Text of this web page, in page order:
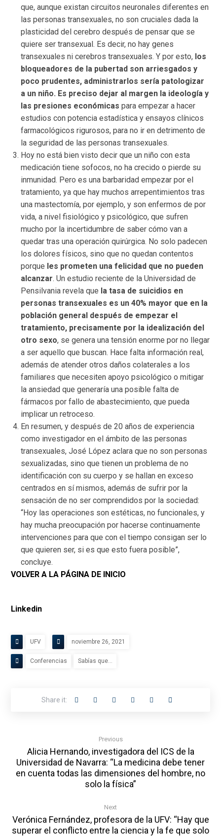
que, aunque existan circuitos neuronales diferentes en
las personas transexuales, no son cruciales dada la
plasticidad del cerebro después de pensar que se
quiere ser transexual. Es decir, no hay genes
transexuales ni cerebros transexuales. Y por esto, los
bloqueadores de la pubertad son arriesgados y
poco prudentes, administrarlos sería patologizar
a un niño. Es preciso dejar al margen la ideología y
las presiones económicaspara empezar a hacer
estudios con potencia estadística y ensayos clínicos
farmacológicos rigurosos, para no ir en detrimento de
la seguridad de las personas transexuales.
Hoy no está bien visto decir que un niño con esta
medicación tiene sofocos, no ha crecido o pierde su
inmunidad. Pero es una barbaridad empezar por el
tratamiento, ya que hay muchos arrepentimientos tras
una mastectomía, por ejemplo, y son enfermos de por
vida, a nivel fisiológico y psicológico, que sufren
mucho por la incertidumbre de saber cómo van a
quedar tras una operación quirúrgica. No solo padecen
los dolores físicos, sino que no quedan contentos
porque les prometen una felicidad que no pueden
alcanzar. Un estudio reciente de la Universidad de
Pensilvania revela que la tasa de suicidios en
personas transexuales es un 40% mayor que en la
población general después de empezar el
tratamiento, precisamente por la idealización del
otro sexo, se genera una tensión enorme por no llegar
a ser aquello que buscan. Hace falta información real,
además de atender otros daños colaterales a los
familiares que necesiten apoyo psicológico o mitigar
la ansiedad que generaría una posible falta de
fármacos por fallo de abastecimiento, que pueda
implicar un retroceso.
En resumen, y después de 20 años de experiencia
como investigador en el ámbito de las personas
transexuales, José López aclara que no son personas
sexualizadas, sino que tienen un problema de no
identificación con su cuerpo y se hallan en exceso
centrados en sí mismos, además de sufrir por la
sensación de no ser comprendidos por la sociedad:
“Hoy las operaciones son estéticas, no funcionales, y
hay mucha preocupación por hacerse continuamente
intervenciones para que con el tiempo consigan ser lo
que quieren ser, si es que esto fuera posible”,
concluye.
VOLVER A LA PÁGINA DE INICIO
Linkedin
UFV noviembre 26, 2021
Conferencias Sabías que...
Previous
Alicia Hernando, investigadora del ICS de la
Universidad de Navarra: “La medicina debe tener
en cuenta todas las dimensiones del hombre, no
solo la física”
Next
Verónica Fernández, profesora de la UFV: “Hay que
superar el conflicto entre la ciencia y la fe que solo